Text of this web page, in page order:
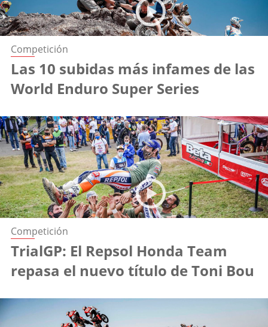
Competición
Las 10 subidas más infames de las
World Enduro Super Series
Competición
TrialGP: El Repsol Honda Team
repasa el nuevo título de Toni Bou